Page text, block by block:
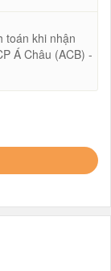
toán khi nhận
Á Châu (ACB) -